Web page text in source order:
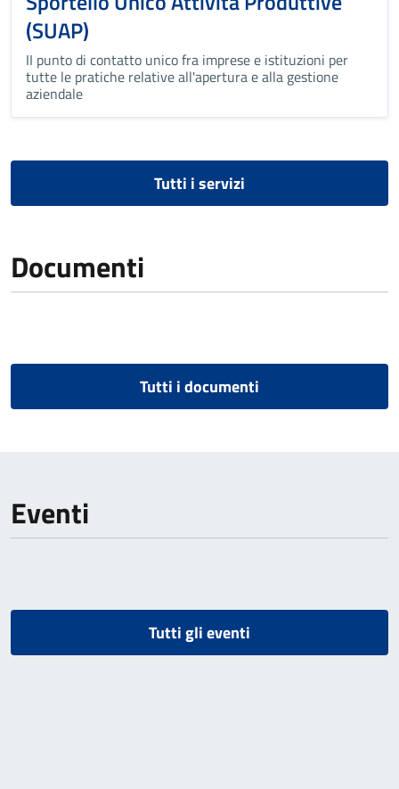
(SUAP)
II punto di contatto unico fra imprese e istituzioni per
tutte le pratiche relative all'apertura e alla gestione
aziendale
Tutti i servizi
Documenti
Tutti i documenti
Eventi
Tutti gli eventi